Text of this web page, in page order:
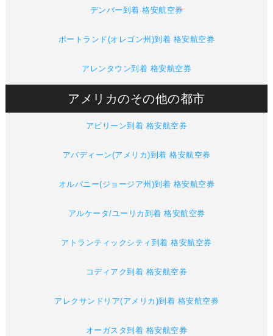
デンバー到着 格安航空券
ポートランド(オレゴン州)到着 格安航空券
アレンタウン到着 格安航空券
アメリカのその他の都市
アビリーン到着 格安航空券
アバディーン(アメリカ)到着 格安航空券
オルバニー(ジョージア州)到着 格安航空券
アルケータ/ユーリカ到着 格安航空券
アトランティックシティ到着 格安航空券
コディアク到着 格安航空券
アレクサンドリア(アメリカ)到着 格安航空券
オーガスタ到着 格安航空券